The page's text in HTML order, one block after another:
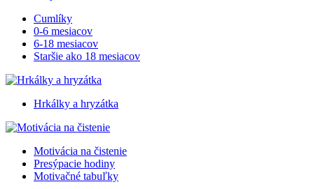
Cumlíky
0-6 mesiacov
6-18 mesiacov
Staršie ako 18 mesiacov
Hrkálky a hryzátka
Motivácia na čistenie
Presýpacie hodiny
Motivačné tabuľky